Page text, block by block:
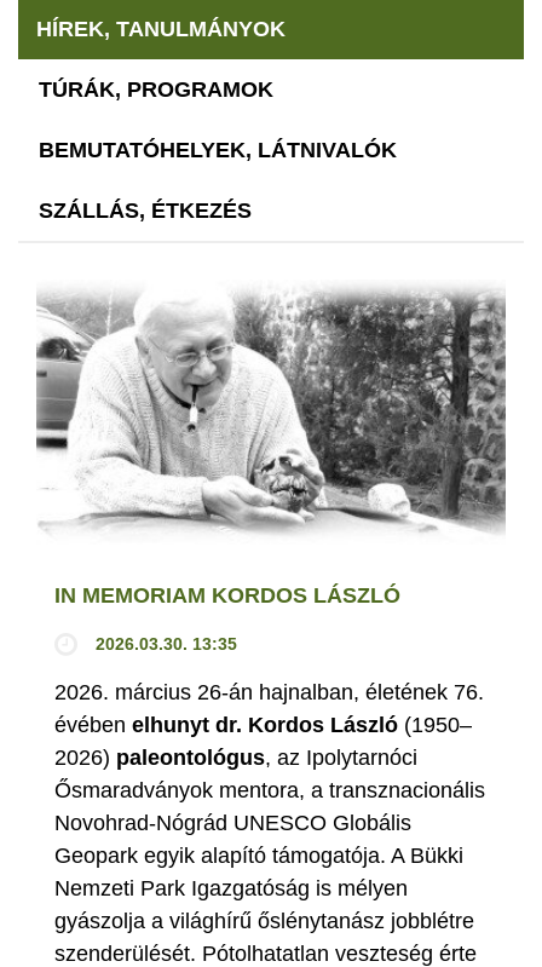
HÍREK, TANULMÁNYOK
TÚRÁK, PROGRAMOK
BEMUTATÓHELYEK, LÁTNIVALÓK
SZÁLLÁS, ÉTKEZÉS
IN MEMORIAM KORDOS LÁSZLÓ
2026.03.30. 13:35
2026. március 26-án hajnalban, életének 76.
évében elhunyt dr. Kordos László (1950–
2026) paleontológus, az Ipolytarnóci
Ősmaradványok mentora, a transznacionális
Novohrad-Nógrád UNESCO Globális
Geopark egyik alapító támogatója. A Bükki
Nemzeti Park Igazgatóság is mélyen
gyászolja a világhírű őslénytanász jobblétre
szenderülését. Pótolhatatlan veszteség érte